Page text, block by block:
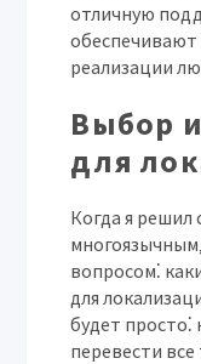
отличную
обеспечивают
реализации
Выбор
для
Когда я решил
вопросом⁚
для
будет
перевести